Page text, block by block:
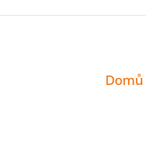
Domů